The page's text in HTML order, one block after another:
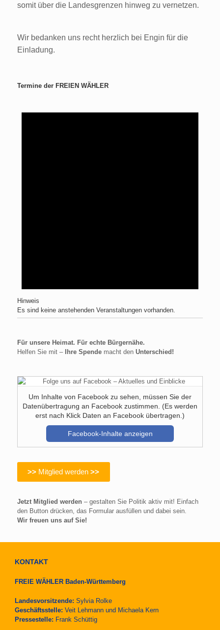
somit über die Landesgrenzen hinweg zu vernetzen.
Wir bedanken uns recht herzlich bei Engin für die
Einladung.
Termine der FREIEN WÄHLER
Hinweis
Es sind keine anstehenden Veranstaltungen vorhanden.
Für unsere Heimat. Für echte Bürgernähe.
Helfen Sie mit – Ihre Spende macht den Unterschied!
Um Inhalte von Facebook zu sehen, müssen Sie der
Datenübertragung an Facebook zustimmen. (Es werden
erst nach Klick Daten an Facebook übertragen.)
Facebook-Inhalte anzeigen
>> Mitglied werden>>
Jetzt Mitglied werden – gestalten Sie Politik aktiv mit! Einfach
den Button drücken, das Formular ausfüllen und dabei sein.
Wir freuen uns auf Sie!
KONTAKT
FREIE WÄHLER Baden-Württemberg
Landesvorsitzende: Sylvia Rolke
Geschäftsstelle: Veit Lehmann und Michaela Kern
Pressestelle: Frank Schüttig